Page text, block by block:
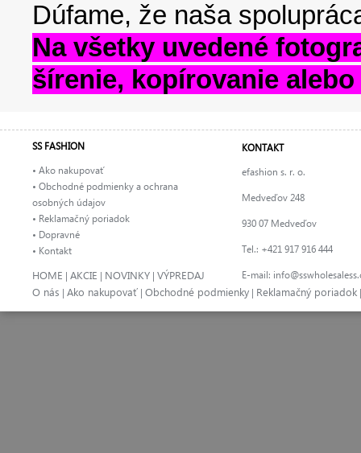
Dúfame, že naša
Na všetky uvedené
šírenie, kopírovanie
SS FASHION
• Ako nakupovať
• Obchodné podmienky a ochrana
osobných údajov
• Reklamačný poriadok
• Dopravné
• Kontakt
KONTAKT
efashion s. r. o.
Medveďov 248
930 07 Medveďov
Tel.: +421 917 916 444
E-mail:
HOME | AKCIE | NOVINKY | VÝPREDAJ
O nás | Ako nakupovať | Obchodné podmienky | Reklamačný poriadok